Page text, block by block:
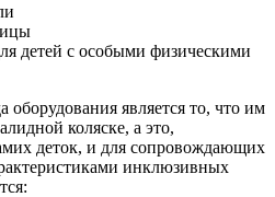
детей с особыми физическими
является то, что им
коляске, а это,
деток, и для сопровождающих
инклюзивных